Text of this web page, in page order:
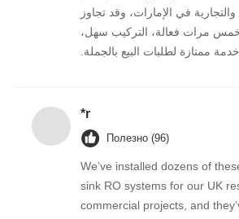
في الإمارات، وقد تجاوز
بخمس مرات فعالة، التركيب سهل،
ممتازة لطلبات البيع بالجملة.
*r
Полезно (96)
We’ve installed dozens of
sink RO systems for our UK
commercial projects, and